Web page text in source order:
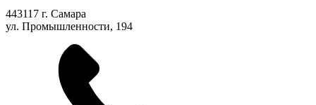
443117 г. Самара
ул. Промышленности, 194